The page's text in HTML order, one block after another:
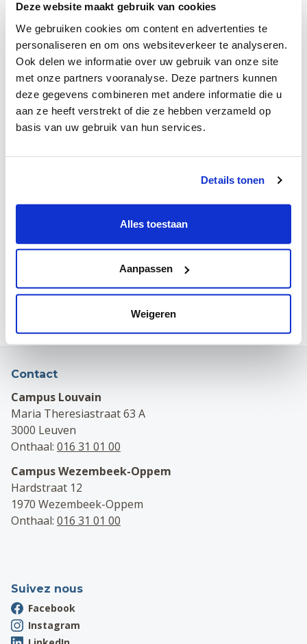
Deze website maakt gebruik van cookies
We gebruiken cookies om content en advertenties te
personaliseren en om ons websiteverkeer te analyseren.
Ook delen we informatie over uw gebruik van onze site
met onze partners vooranalyse. Deze partners kunnen
deze gegevens combineren met andere informatie die u
aan ze heeft verstrekt of die ze hebben verzameld op
basis van uw gebruik van hun services.
Details tonen
Alles toestaan
Aanpassen
Weigeren
Louvain: Diabetologie
Matin Après-midi soirée
Lundi
Mardi
Jeudi
Prenez rendez-vous en ligne
Contact
Campus Louvain
Maria Theresiastraat 63 A
3000 Leuven
Onthaal: 016 31 01 00
Campus Wezembeek-Oppem
Hardstraat 12
1970 Wezembeek-Oppem
Onthaal: 016 31 01 00
Suivez nous
Facebook
Instagram